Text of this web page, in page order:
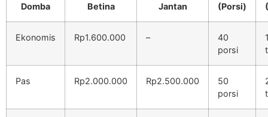
Domba
Betina
Jantan
(Porsi)
Ekonomis Rp1.600.000 –
40
porsi
Pas Rp2.000.000 Rp2.500.000
50
porsi